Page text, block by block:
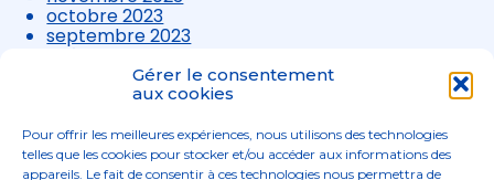
Gérer le consentement
aux cookies
Pour offrir les meilleures expériences, nous utilisons des technologies
telles que les cookies pour stocker et/ou accéder aux informations des
appareils. Le fait de consentir à ces technologies nous permettra de
octobre 2023
septembre 2023
août 2023
juillet 2023
avril 2023
mars 2023